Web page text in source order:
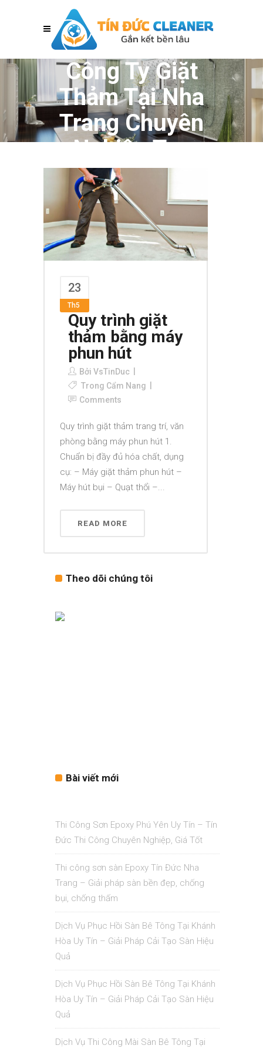
Công Ty Giặt
Thảm Tại Nha
Trang Chuyên
Nghiệp Tag
23
Th5
Quy trình giặt
thảm bằng máy
phun hút
Bởi VsTinDuc
Trong Cẩm Nang
Comments
Quy trình giặt thảm trang trí, văn
phòng bằng máy phun hút 1.
Chuẩn bị đầy đủ hóa chất, dụng
cụ: – Máy giặt thảm phun hút –
Máy hút bụi – Quạt thổi –...
READ MORE
Theo dõi chúng tôi
Bài viết mới
Thi Công Sơn Epoxy Phú Yên Uy Tín – Tín
Đức Thi Công Chuyên Nghiệp, Giá Tốt
Thi công sơn sàn Epoxy Tín Đức Nha
Trang – Giải pháp sàn bền đẹp, chống
bụi, chống thấm
Dịch Vụ Phục Hồi Sàn Bê Tông Tại Khánh
Hòa Uy Tín – Giải Pháp Cải Tạo Sàn Hiệu
Quả
Dịch Vụ Phục Hồi Sàn Bê Tông Tại Khánh
Hòa Uy Tín – Giải Pháp Cải Tạo Sàn Hiệu
Quả
Dịch Vụ Thi Công Mài Sàn Bê Tông Tại